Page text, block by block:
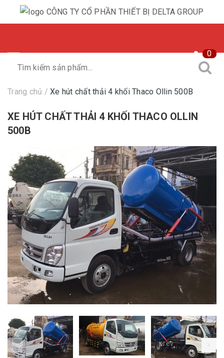
0
Trang chủ / Xe hút chất thải 4 khối Thaco Ollin 500B
XE HÚT CHẤT THẢI 4 KHỐI THACO OLLIN
500B
prev